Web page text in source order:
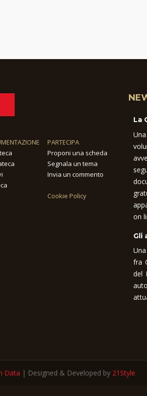
PARTECIPA
Proponi una scheda
Segnala un tema
Invia un commento
Cookie Policy
La
on
Gli
fra
del
Data | Designed & Developed by 21Style